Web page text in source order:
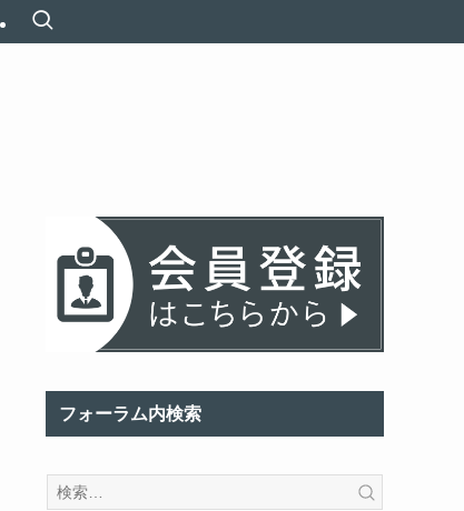
フォーラム内検索